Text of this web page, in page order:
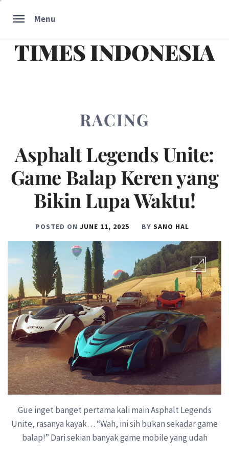
Menu
TIMES INDONESIA
RACING
Asphalt Legends Unite:
Game Balap Keren yang
Bikin Lupa Waktu!
POSTED ON JUNE 11, 2025 BY SANO HAL
Gue inget banget pertama kali main Asphalt Legends
Unite, rasanya kayak… “Wah, ini sih bukan sekadar game
balap!” Dari sekian banyak game mobile yang udah